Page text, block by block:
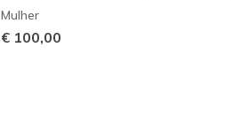
Mulher
€ 100,00